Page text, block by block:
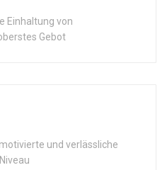
Einhaltung von
Gebot
und verlässliche